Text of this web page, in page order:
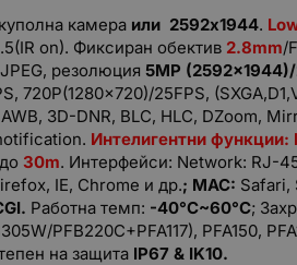
камера или 2592x1944.
on). Фиксиран обектив 2.8mm/
резолюция5MP
720P(1280x720)/25FPS,
AWB, 3D-DNR, BLC, HLC, DZoom,
Интелигентни функции:
до30m. Интерфейси: Network: RJ-
IE, Chrome и др.; MAC: Safari,
Работна темп: -40°C~60°C;
PFB220C+PFA117), PFA150,
на защита IP67 & IK10.